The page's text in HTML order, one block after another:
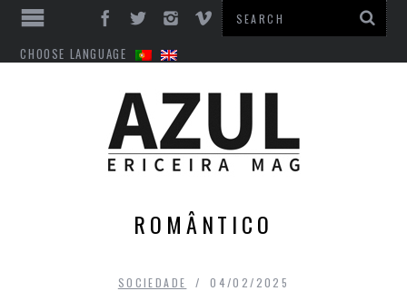
CHOOSE LANGUAGE
ROMÂNTICO
SOCIEDADE 04/02/2025